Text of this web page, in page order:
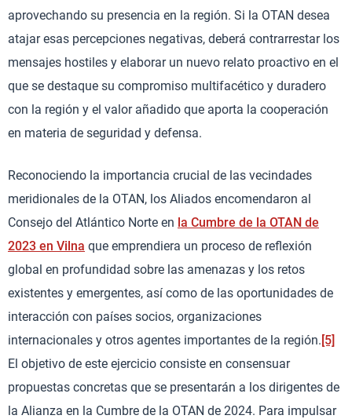
aprovechando su presencia en la región. Si la OTAN desea
atajar esas percepciones negativas, deberá contrarrestar los
mensajes hostiles y elaborar un nuevo relato proactivo en el
que se destaque su compromiso multifacético y duradero
con la región y el valor añadido que aporta la cooperación
en materia de seguridad y defensa.
Reconociendo la importancia crucial de las vecindades
meridionales de la OTAN, los Aliados encomendaron al
Consejo del Atlántico Norte en la Cumbre de la OTAN de
2023 en Vilna que emprendiera un proceso de reflexión
global en profundidad sobre las amenazas y los retos
existentes y emergentes, así como de las oportunidades de
interacción con países socios, organizaciones
internacionales y otros agentes importantes de la región. [5]
El objetivo de este ejercicio consiste en consensuar
propuestas concretas que se presentarán a los dirigentes de
la Alianza en la Cumbre de la OTAN de 2024. Para impulsar